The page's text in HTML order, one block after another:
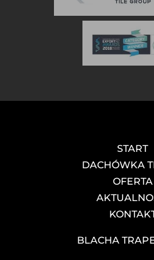
START
DACHÓWKA
OFERTA
BLACHA